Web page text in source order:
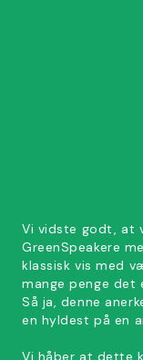
Vi vidste godt, at
GreenSpeakere
klassisk vis med
mange penge det
Så ja, denne
en hyldest på en
Vi håber at dette